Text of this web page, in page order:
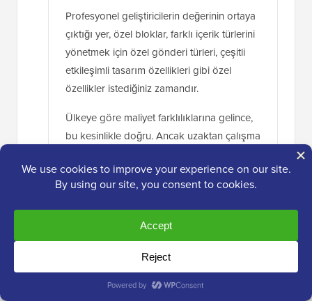
Profesyonel geliştiricilerin değerinin ortaya
çıktığı yer, özel bloklar, farklı içerik türlerini
yönetmek için özel gönderi türleri, çeşitli
etkileşimli tasarım özellikleri gibi özel
özellikler istediğiniz zamandır.
Ülkeye göre maliyet farklılıklarına gelince,
bu kesinlikle doğru. Ancak uzaktan çalışma
kadar da büyük değil. Dünyanın herhangi
bir yerindeki en iyi geliştiriciler benzer
ücretler talep edecek ve bazı durumlarda
%25-30 daha az.